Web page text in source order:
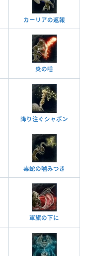
カーリアの返報
炎の唾
降り注ぐシャボン
毒蛇の噛みつき
軍旗の下に